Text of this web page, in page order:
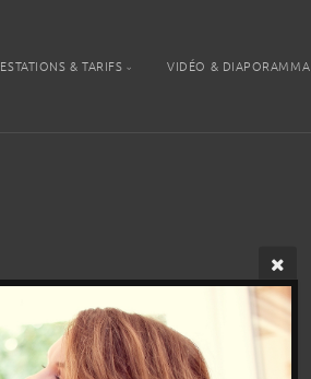
& TARIFS VIDÉO & DIAPORAMMA